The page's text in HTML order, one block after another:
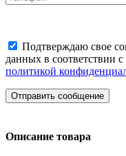
Подтверждаю свое
данных в соответствии с
политикой
Отправить сообщение
Описание товара